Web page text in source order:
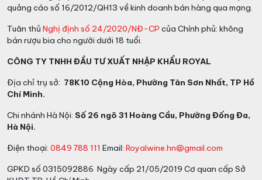
đặc trưng mà chỉ có thể tìm thấy ở những dòng rượu
hiệu cho thấy chất lượng và độ tinh khiết của sản
phẩm. Hương vị của Mao Đài 1935 hòa quyện giữa sự
ngọt ngào, đậm đà và một chút cay nồng, mang lại
rượu Mao Đài 1935 còn nổi bật với vị umami (vị ngọt
mặn đặc trưng) và dư vị kéo dài, khiến người thưởng
thức không thể quên.
quảng cáo số 16/2012/QH13 về kinh doanh bán hàng qua mạng.
Tuân thủ Nghị định số 24/2020/NĐ-CP của Chính phủ: không
bán rượu bia cho người dưới 18 tuổi.
CÔNG TY TNHH ĐẦU TƯ XUẤT NHẬP KHẨU ROYAL
Địa chỉ trụ sở: 78K10 Cộng Hòa, Phường Tân Sơn Nhất, TP Hồ
Chí Minh.
Chi nhánh Hà Nội: Số 26 ngõ 31 Hoàng Cầu, Phường Đống Đa,
Hà Nội.
Điện thoại: 0849 788 111 Email: Royalwine.hn@gmail.com
GPKD số 0315092886 Ngày cấp 21/05/2019 Cơ quan cấp Sở